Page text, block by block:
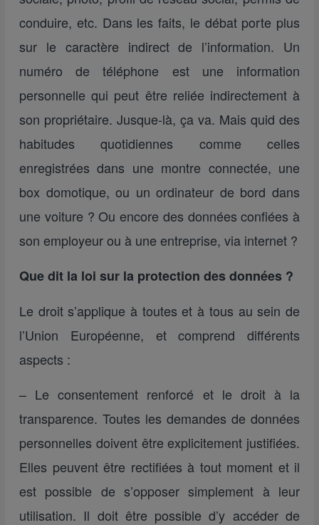
conduire, etc. Dans les faits, le débat porte plus
sur le caractère indirect de l’information. Un
numéro de téléphone est une information
personnelle qui peut être reliée indirectement à
son propriétaire. Jusque-là, ça va. Mais quid des
habitudes quotidiennes comme celles
enregistrées dans une montre connectée, une
box domotique, ou un ordinateur de bord dans
une voiture ? Ou encore des données confiées à
son employeur ou à une entreprise, via internet ?
Que dit la loi sur la protection des données ?
Le droit s’applique à toutes et à tous au sein de
l’Union Européenne, et comprend différents
aspects :
– Le consentement renforcé et le droit à la
transparence. Toutes les demandes de données
personnelles doivent être explicitement justifiées.
Elles peuvent être rectifiées à tout moment et il
est possible de s’opposer simplement à leur
utilisation. Il doit être possible d’y accéder de